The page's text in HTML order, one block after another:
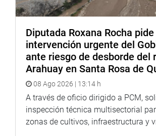
Diputada Roxana Rocha pide
intervención urgente del
ante riesgo de desborde del
Arahuay en Santa Rosa de
08 Ago 2026 | 13:14 h
A través de oficio dirigido a PCM,
inspección técnica multisectorial
zonas de cultivos, infraestructura y